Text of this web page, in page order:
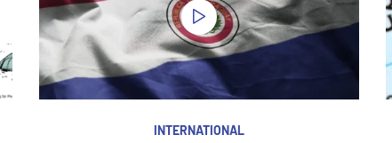
INTERNATIONAL